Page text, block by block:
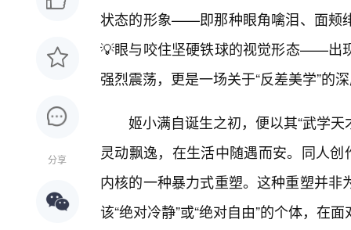
分享
状态的形象——即那种眼角噙泪、面颊
💡眼与咬住坚硬铁球的视觉形态——出
强烈震荡，更是一场关于“反差美学”的
姬小满自诞生之初，便以其“武学
灵动飘逸，在生活中随遇而安。同人
内核的一种暴力式重塑。这种重塑并
该“绝对冷静”或“绝对自由”的个体，在